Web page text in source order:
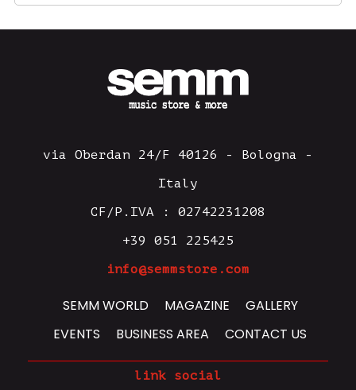
via Oberdan 24/F 40126 - Bologna -
Italy
CF/P.IVA : 02742231208
+39 051 225425
info@semmstore.com
SEMM WORLD MAGAZINE
GALLERY
EVENTS
BUSINESS AREA CONTACT US
link social